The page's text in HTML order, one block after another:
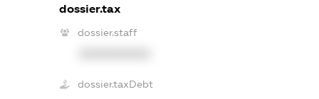
dossier.tax
dossier.staff
dossier.taxDebt